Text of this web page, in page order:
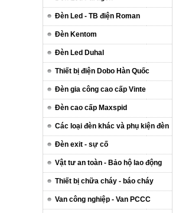
Đèn Led - TB điện Roman
Đèn Kentom
Đèn Led Duhal
Thiết bị điện Dobo Hàn Quốc
Đèn gia công cao cấp Vinte
Đèn cao cấp Maxspid
Các loại đèn khác và phụ kiện đèn
Đèn exit - sự cố
Vật tư an toàn - Bảo hộ lao động
Thiết bị chữa cháy - báo cháy
Van công nghiệp - Van PCCC